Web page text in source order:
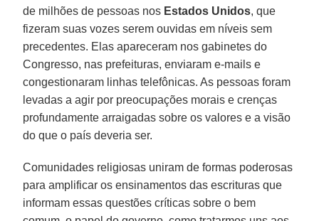
de milhões de pessoas nos Estados Unidos, que
fizeram suas vozes serem ouvidas em níveis sem
precedentes. Elas apareceram nos gabinetes do
Congresso, nas prefeituras, enviaram e-mails e
congestionaram linhas telefônicas. As pessoas foram
levadas a agir por preocupações morais e crenças
profundamente arraigadas sobre os valores e a visão
do que o país deveria ser.
Comunidades religiosas uniram de formas poderosas
para amplificar os ensinamentos das escrituras que
informam essas questões críticas sobre o bem